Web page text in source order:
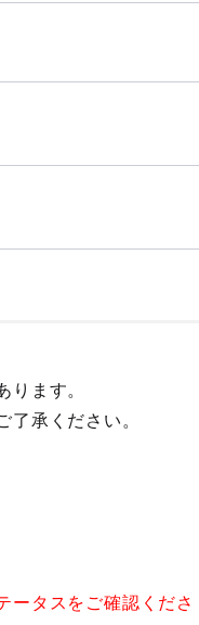
ります。
承ください。
ータスをご確認くださ